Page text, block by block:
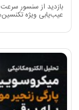
بازدید از سنسور
عیب‌یابی ویژه